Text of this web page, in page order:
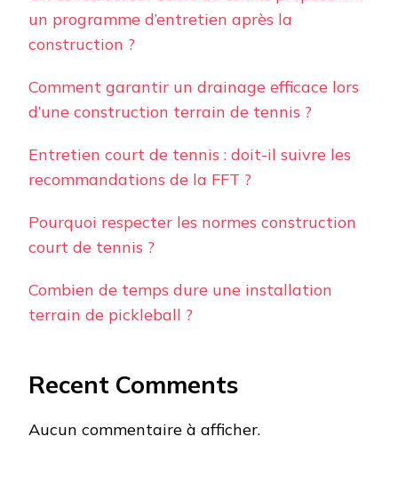
un programme d’entretien après la
construction ?
Comment garantir un drainage efficace lors
d’une construction terrain de tennis ?
Entretien court de tennis : doit-il suivre les
recommandations de la FFT ?
Pourquoi respecter les normes construction
court de tennis ?
Combien de temps dure une installation
terrain de pickleball ?
Recent Comments
Aucun commentaire à afficher.